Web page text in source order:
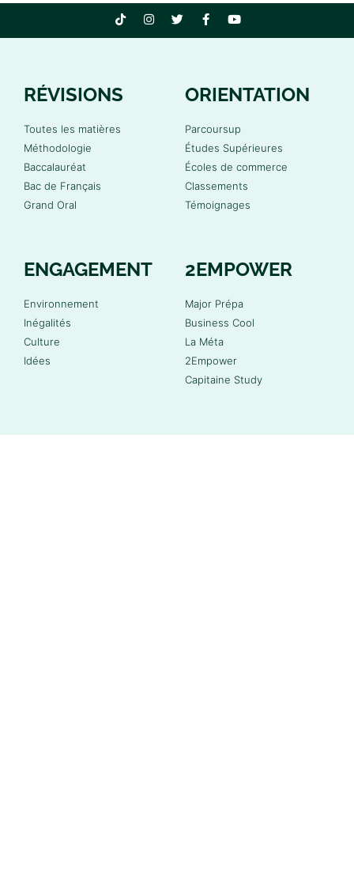
RÉVISIONS
Toutes les matières
Méthodologie
Baccalauréat
Bac de Français
Grand Oral
ORIENTATION
Parcoursup
Études Supérieures
Écoles de commerce
Classements
Témoignages
ENGAGEMENT
Environnement
Inégalités
Culture
Idées
2EMPOWER
Major Prépa
Business Cool
La Méta
2Empower
Capitaine Study